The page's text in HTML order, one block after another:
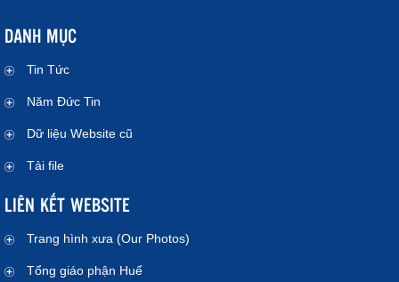
DANH MỤC
Tin Tức
Năm Đức Tin
Dữ liệu Website cũ
Tải file
LIÊN KẾT WEBSITE
Trang hình xưa (Our Photos)
Tổng giáo phận Huế